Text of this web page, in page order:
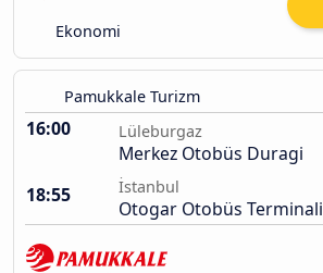
Ekonomi
Pamukkale Turizm
16:00 Lüleburgaz
Merkez Otobüs Duragi
18:55
İstanbul
Otogar Otobüs Terminali